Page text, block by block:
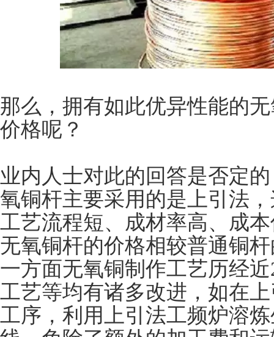
那么，拥有如此优异性能的
价格呢？
业内人士对此的回答是否定
氧铜杆主要采用的是上引法
工艺流程短、成材率高、成
无氧铜杆的价格相较普通铜
一方面无氧铜制作工艺历经
工艺等均有诸多改进，如在
工序，利用上引法工频炉溶